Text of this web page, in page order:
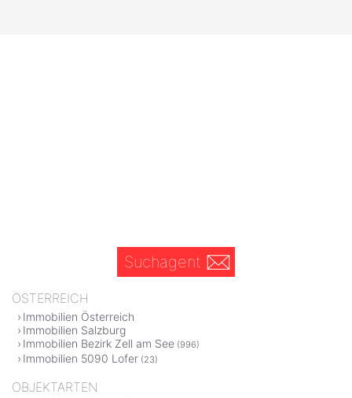
Suchagent
ÖSTERREICH
Immobilien Österreich
Immobilien Salzburg
Immobilien Bezirk Zell am See (996)
Immobilien 5090 Lofer (23)
OBJEKTARTEN